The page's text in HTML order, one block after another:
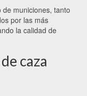
municiones, tanto
por las más
la calidad de
caza